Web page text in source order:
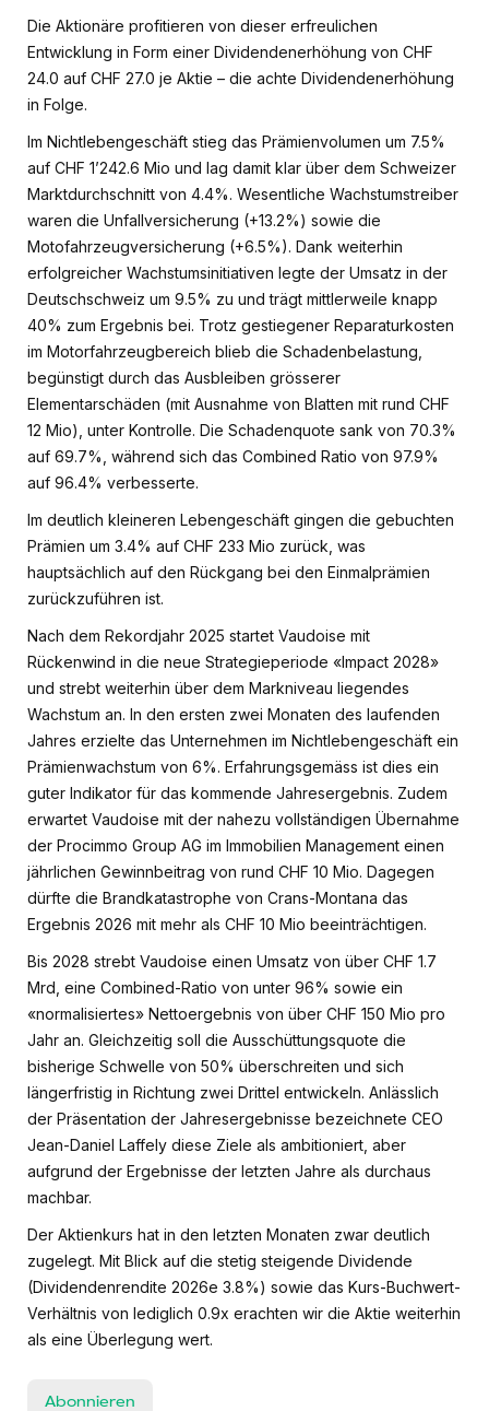
Die Aktionäre profitieren von dieser erfreulichen
Entwicklung in Form einer Dividendenerhöhung von CHF
24.0 auf CHF 27.0 je Aktie – die achte Dividendenerhöhung
in Folge.
Im Nichtlebengeschäft stieg das Prämienvolumen um 7.5%
auf CHF 1’242.6 Mio und lag damit klar über dem Schweizer
Marktdurchschnitt von 4.4%. Wesentliche Wachstumstreiber
waren die Unfallversicherung (+13.2%) sowie die
Motofahrzeugversicherung (+6.5%). Dank weiterhin
erfolgreicher Wachstumsinitiativen legte der Umsatz in der
Deutschschweiz um 9.5% zu und trägt mittlerweile knapp
40% zum Ergebnis bei. Trotz gestiegener Reparaturkosten
im Motorfahrzeugbereich blieb die Schadenbelastung,
begünstigt durch das Ausbleiben grösserer
Elementarschäden (mit Ausnahme von Blatten mit rund CHF
12 Mio), unter Kontrolle. Die Schadenquote sank von 70.3%
auf 69.7%, während sich das Combined Ratio von 97.9%
auf 96.4% verbesserte.
Im deutlich kleineren Lebengeschäft gingen die gebuchten
Prämien um 3.4% auf CHF 233 Mio zurück, was
hauptsächlich auf den Rückgang bei den Einmalprämien
zurückzuführen ist.
Nach dem Rekordjahr 2025 startet Vaudoise mit
Rückenwind in die neue Strategieperiode «Impact 2028»
und strebt weiterhin über dem Markniveau liegendes
Wachstum an. In den ersten zwei Monaten des laufenden
Jahres erzielte das Unternehmen im Nichtlebengeschäft ein
Prämienwachstum von 6%. Erfahrungsgemäss ist dies ein
guter Indikator für das kommende Jahresergebnis. Zudem
erwartet Vaudoise mit der nahezu vollständigen Übernahme
der Procimmo Group AG im Immobilien Management einen
jährlichen Gewinnbeitrag von rund CHF 10 Mio. Dagegen
dürfte die Brandkatastrophe von Crans-Montana das
Ergebnis 2026 mit mehr als CHF 10 Mio beeinträchtigen.
Bis 2028 strebt Vaudoise einen Umsatz von über CHF 1.7
Mrd, eine Combined-Ratio von unter 96% sowie ein
«normalisiertes» Nettoergebnis von über CHF 150 Mio pro
Jahr an. Gleichzeitig soll die Ausschüttungsquote die
bisherige Schwelle von 50% überschreiten und sich
längerfristig in Richtung zwei Drittel entwickeln. Anlässlich
der Präsentation der Jahresergebnisse bezeichnete CEO
Jean-Daniel Laffely diese Ziele als ambitioniert, aber
aufgrund der Ergebnisse der letzten Jahre als durchaus
machbar.
Der Aktienkurs hat in den letzten Monaten zwar deutlich
zugelegt. Mit Blick auf die stetig steigende Dividende
(Dividendenrendite 2026e 3.8%) sowie das Kurs-Buchwert-
Verhältnis von lediglich 0.9x erachten wir die Aktie weiterhin
als eine Überlegung wert.
Abonnieren